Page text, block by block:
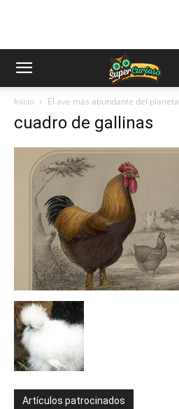
Inicio El ave más abundante del planeta
cuadro de gallinas
Artículos patrocinados